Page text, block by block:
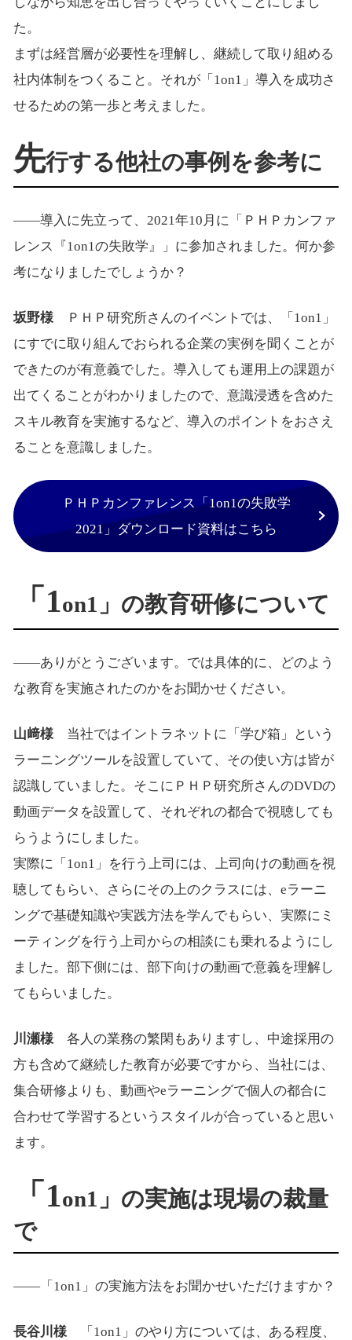
た。
まずは経営層が必要性を理解し、継続して取り組める
社内体制をつくること。それが「1on1」導入を成功さ
せるための第一歩と考えました。
先行する他社の事例を参考に
――導入に先立って、2021年10月に「ＰＨＰカンファ
レンス『1on1の失敗学』」に参加されました。何か参
考になりましたでしょうか？
坂野様ＰＨＰ研究所さんのイベントでは、「1on1」
にすでに取り組んでおられる企業の実例を聞くことが
できたのが有意義でした。導入しても運用上の課題が
出てくることがわかりましたので、意識浸透を含めた
スキル教育を実施するなど、導入のポイントをおさえ
ることを意識しました。
ＰＨＰカンファレンス「1on1の失敗学
2021」ダウンロード資料はこちら
「1on1」の教育研修について
――ありがとうございます。では具体的に、どのよう
な教育を実施されたのかをお聞かせください。
山﨑様当社ではイントラネットに「学び箱」という
ラーニングツールを設置していて、その使い方は皆が
認識していました。そこにＰＨＰ研究所さんのDVDの
動画データを設置して、それぞれの都合で視聴しても
らうようにしました。
実際に「1on1」を行う上司には、上司向けの動画を視
聴してもらい、さらにその上のクラスには、eラーニ
ングで基礎知識や実践方法を学んでもらい、実際にミ
ーティングを行う上司からの相談にも乗れるようにし
ました。部下側には、部下向けの動画で意義を理解し
てもらいました。
川瀬様各人の業務の繁閑もありますし、中途採用の
方も含めて継続した教育が必要ですから、当社には、
集合研修よりも、動画やeラーニングで個人の都合に
合わせて学習するというスタイルが合っていると思い
ます。
「1on1」の実施は現場の裁量
で
――「1on1」の実施方法をお聞かせいただけますか？
長谷川様「1on1」のやり方については、ある程度、